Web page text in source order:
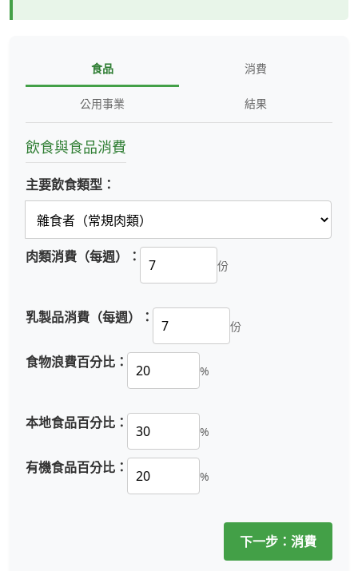
食品 消費
公用事業 結果
飲食與食品消費
主要飲食類型：
肉類消費（每週）： 份
乳製品消費（每週）： 份
食物浪費百分比： %
本地食品百分比： %
有機食品百分比： %
下一步：消費